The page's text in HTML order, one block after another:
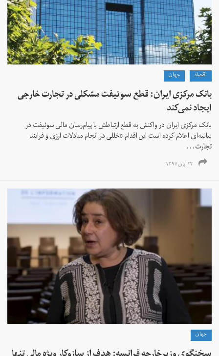
اقتصاد جهان
بانک مرکزی ایران: قطع سوئیفت مشکلی در تجارت خارجی
ایجاد نمی‌کند
بانک مرکزی ایران در واکنش به قطع ارتباطش با پیام‌رسان مالی سوئیفت در
بیانیه‌ای اعلام کرده است این اقدام «خللی در انجام مبادلات ارزی و فرایند
تجارت...
۲۲ آبان ۱۳۹۷
جهان